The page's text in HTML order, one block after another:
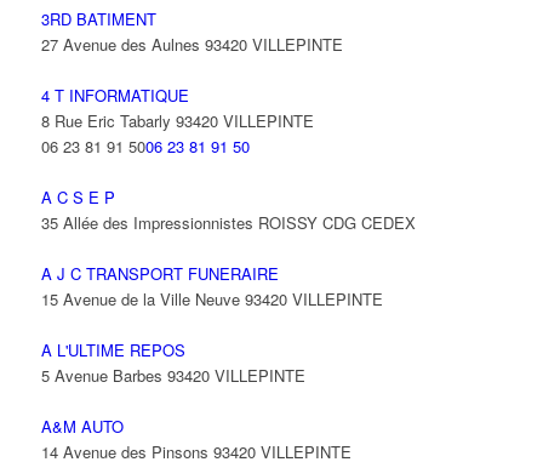
3RD BATIMENT
27 Avenue des Aulnes 93420 VILLEPINTE
4 T INFORMATIQUE
8 Rue Eric Tabarly 93420 VILLEPINTE
06 23 81 91 5006 23 81 91 50
A C S E P
35 Allée des Impressionnistes ROISSY CDG CEDEX
A J C TRANSPORT FUNERAIRE
15 Avenue de la Ville Neuve 93420 VILLEPINTE
A L'ULTIME REPOS
5 Avenue Barbes 93420 VILLEPINTE
A&M AUTO
14 Avenue des Pinsons 93420 VILLEPINTE